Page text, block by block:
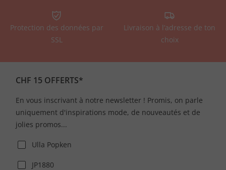
Protection des données par
SSL
Livraison à l’adresse de ton
choix
CHF 15 OFFERTS*
En vous inscrivant à notre newsletter ! Promis, on parle
uniquement d'inspirations mode, de nouveautés et de
jolies promos...
Ulla Popken
JP1880